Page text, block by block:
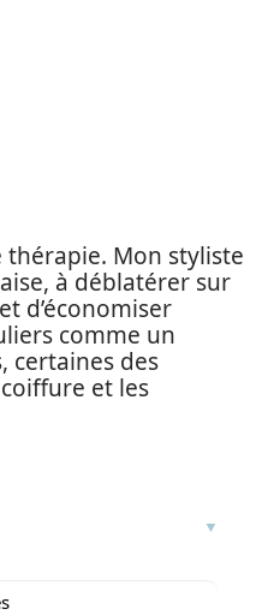
Mon styliste
à déblatérer sur
d’économiser
comme un
certaines des
et les